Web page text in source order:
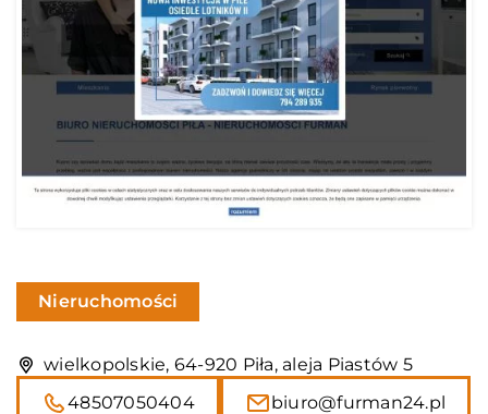
Nieruchomości
wielkopolskie, 64-920 Piła, aleja Piastów 5
48507050404
biuro@furman24.pl